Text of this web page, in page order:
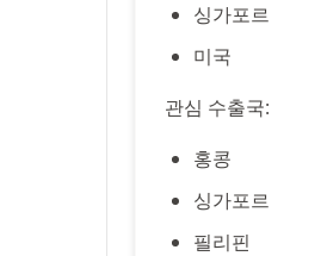
싱가포르
미국
관심 수출국:
홍콩
싱가포르
필리핀